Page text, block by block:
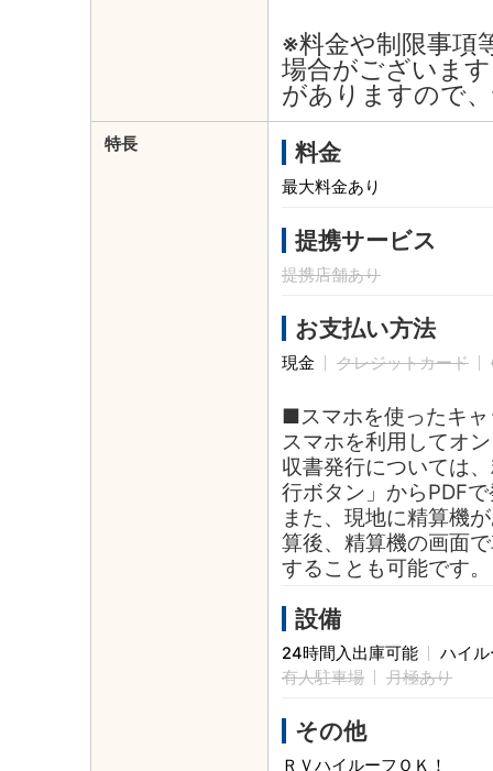
※料金や制限事項
場合がございま
がありますので
特長 料金
最大料金あり
提携サービス
提携店舗あり
お支払い方法
現金 クレジットカード
■スマホを使ったキ
スマホを利用してオ
収書発行については
行ボタン」からPDF
また、現地に精算機
算後、精算機の画面
することも可能です。
設備
24時間入出庫可能
ハイ
有人駐車場
月極あり
その他
ＲＶハイルーフＯＫ！